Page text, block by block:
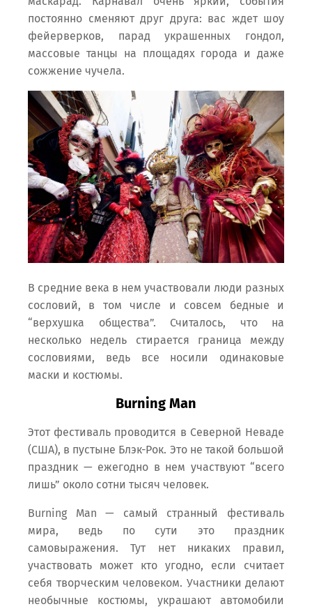
постоянно сменяют друг друга: вас ждет шоу
фейерверков, парад украшенных гондол,
массовые танцы на площадях города и даже
сожжение чучела.
В средние века в нем участвовали люди разных
сословий, в том числе и совсем бедные и
“верхушка общества”. Считалось, что на
несколько недель стирается граница между
сословиями, ведь все носили одинаковые
маски и костюмы.
Burning Man
Этот фестиваль проводится в Северной Неваде
(США), в пустыне Блэк-Рок. Это не такой большой
праздник — ежегодно в нем участвуют “всего
лишь” около сотни тысяч человек.
Burning Man — самый странный фестиваль
мира, ведь по сути это праздник
самовыражения. Тут нет никаких правил,
участвовать может кто угодно, если считает
себя творческим человеком. Участники делают
необычные костюмы, украшают автомобили